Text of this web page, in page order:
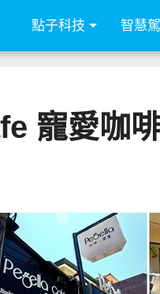
點子科技 智慧
寵愛咖